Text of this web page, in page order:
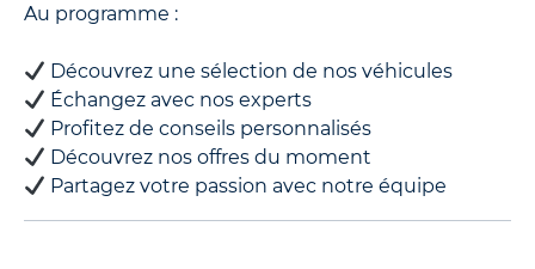
Au programme :
Découvrez une sélection de nos véhicules
Échangez avec nos experts
Profitez de conseils personnalisés
Découvrez nos offres du moment
Partagez votre passion avec notre équipe